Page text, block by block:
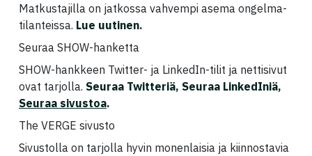
Matkustajilla on jatkossa vahvempi asema ongelma-
tilanteissa. Lue uutinen.
Seuraa SHOW-hanketta
SHOW-hankkeen Twitter- ja LinkedIn-tilit ja nettisivut
ovat tarjolla. Seuraa Twitteriä, Seuraa LinkedIniä,
Seuraa sivustoa.
The VERGE sivusto
Sivustolla on tarjolla hyvin monenlaisia ja kiinnostavia